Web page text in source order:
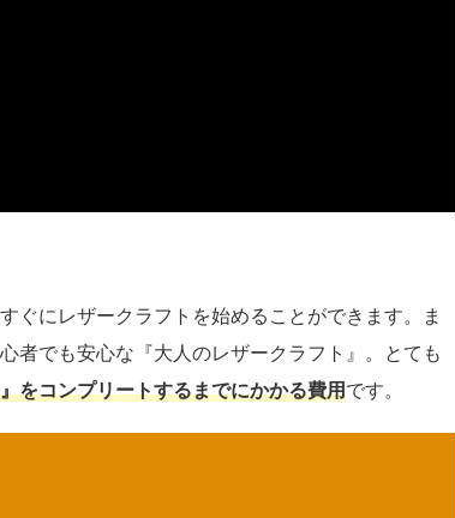
ぐにレザークラフトを始めることができます。ま
者でも安心な『大人のレザークラフト』。とても
をコンプリートするまでにかかる費用です。